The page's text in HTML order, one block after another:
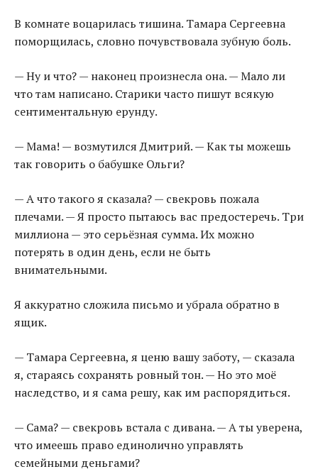
В комнате воцарилась тишина. Тамара Сергеевна
поморщилась, словно почувствовала зубную боль.
— Ну и что? — наконец произнесла она. — Мало ли
что там написано. Старики часто пишут всякую
сентиментальную ерунду.
— Мама! — возмутился Дмитрий. — Как ты можешь
так говорить о бабушке Ольги?
— А что такого я сказала? — свекровь пожала
плечами. — Я просто пытаюсь вас предостеречь. Три
миллиона — это серьёзная сумма. Их можно
потерять в один день, если не быть
внимательными.
Я аккуратно сложила письмо и убрала обратно в
ящик.
— Тамара Сергеевна, я ценю вашу заботу, — сказала
я, стараясь сохранять ровный тон. — Но это моё
наследство, и я сама решу, как им распорядиться.
— Сама? — свекровь встала с дивана. — А ты уверена,
что имеешь право единолично управлять
семейными деньгами?